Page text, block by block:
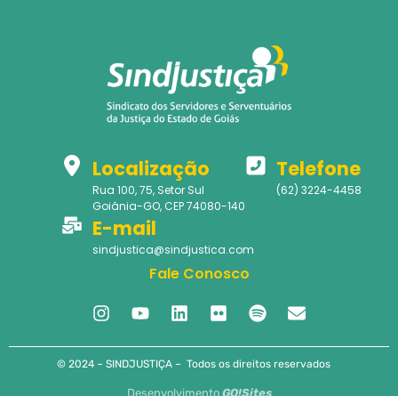
Localização
Rua 100, 75, Setor Sul
Goiânia-GO, CEP 74080-140
Telefone
(62) 3224-4458
E-mail
sindjustica@sindjustica.com
Fale Conosco
© 2024 – SINDJUSTIÇA – Todos os direitos reservados
Desenvolvimento GO!Sites